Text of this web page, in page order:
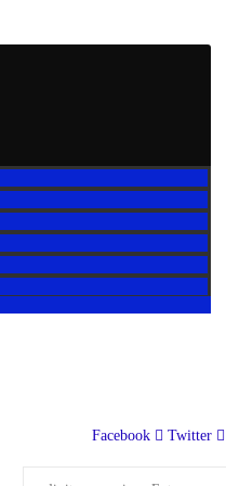
Facebook Twitter